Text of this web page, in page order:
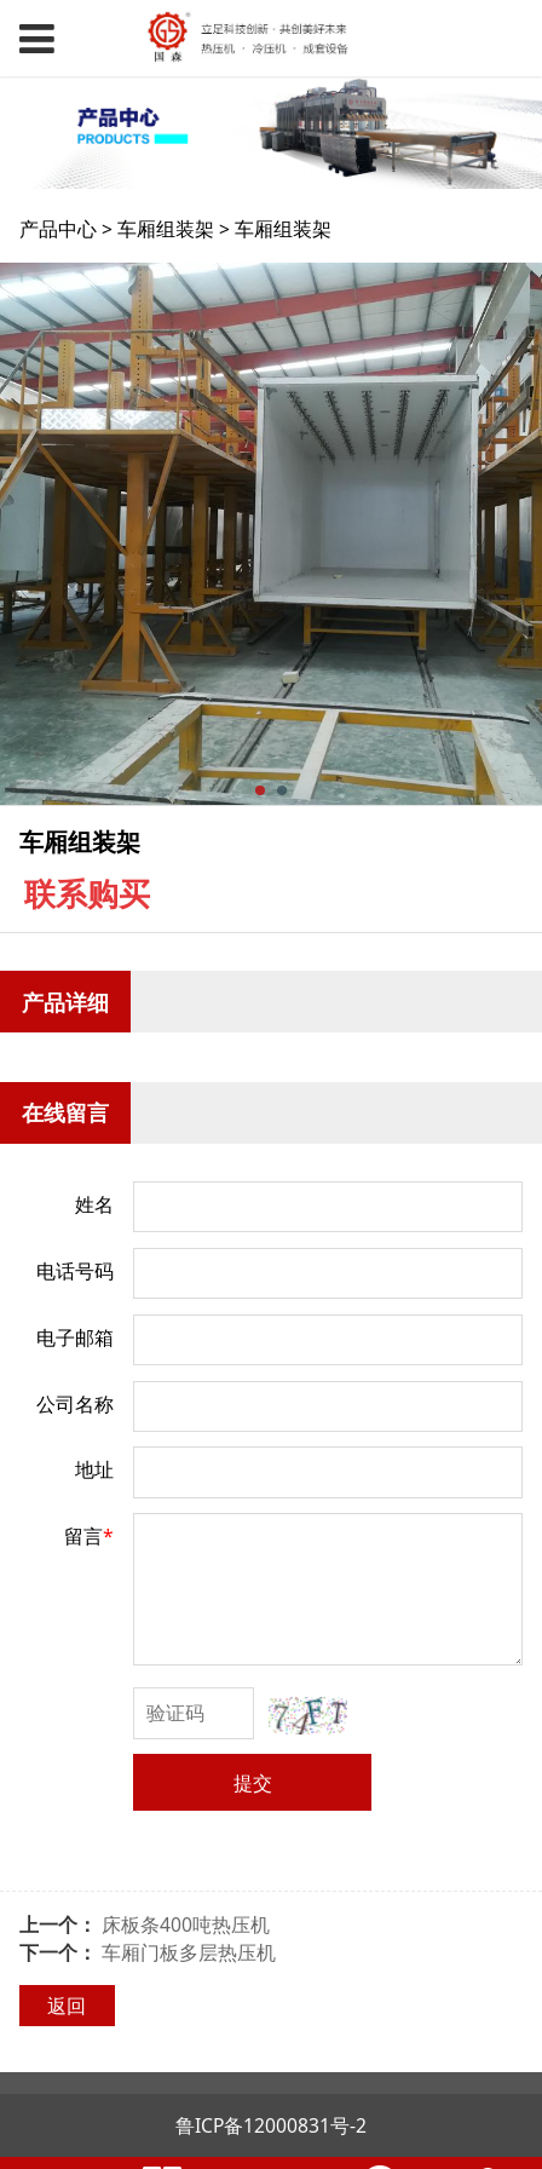
车厢组装架
产品中心>车厢组装架 >车厢组装架
车厢组装架
联系购买
产品详细
在线留言
姓名
电话号码
电子邮箱
公司名称
地址
留言*
提交
上一个： 床板条400吨热压机
下一个： 车厢门板多层热压机
返回
鲁ICP备12000831号-2